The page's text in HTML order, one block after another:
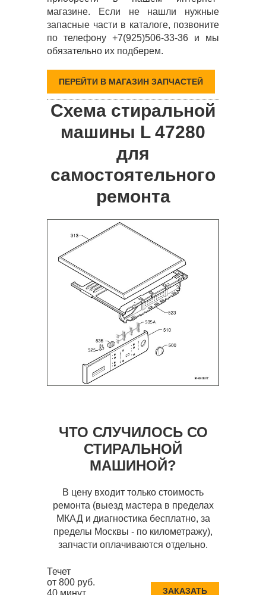
магазине. Если не нашли нужные
запасные части в каталоге, позвоните
по телефону +7(925)506-33-36 и мы
обязательно их подберем.
ПЕРЕЙТИ В МАГАЗИН ЗАПЧАСТЕЙ
Схема стиральной
машины L 47280
для
самостоятельного
ремонта
ЧТО СЛУЧИЛОСЬ СО
СТИРАЛЬНОЙ
МАШИНОЙ?
В цену входит только стоимость
ремонта (выезд мастера в пределах
МКАД и диагностика бесплатно, за
пределы Москвы - по километражу),
запчасти оплачиваются отдельно.
Течет
от 800 руб.
40 минут
ЗАКАЗАТЬ